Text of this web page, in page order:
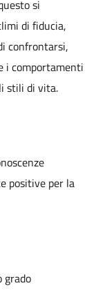
si
di fiducia,
confrontarsi,
i comportamenti
stili di vita.
positive per la
grado